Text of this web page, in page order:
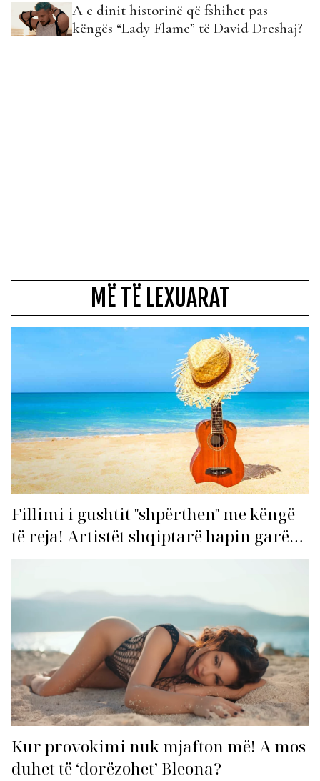
A e dinit historinë që fshihet pas
këngës “Lady Flame” të David Dreshaj?
MË TË LEXUARAT
Fillimi i gushtit "shpërthen" me këngë
të reja! Artistët shqiptarë hapin garën
Kur provokimi nuk mjafton më! A mos
duhet të ‘dorëzohet’ Bleona?